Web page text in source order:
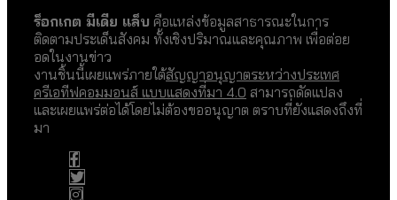
ร็อกเกต มีเดีย แล็บ คือแหล่งข้อมูลสาธารณะในการ
ติดตามประเด็นสังคม ทั้งเชิงปริมาณและคุณภาพ เพื่อต่อย
อดในงานข่าว
งานชิ้นนี้เผยแพร่ภายใต้สัญญาอนุญาตระหว่างประเทศ
ครีเอทีฟคอมมอนส์ แบบแสดงที่มา 4.0 สามารถดัดแปลง
และเผยแพร่ต่อได้โดยไม่ต้องขออนุญาต ตราบที่ยังแสดงถึงที่
มา